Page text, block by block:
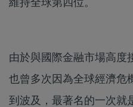
由於與國際金融市場高度
也曾多次因為全球經濟危
到波及，最著名的一次就